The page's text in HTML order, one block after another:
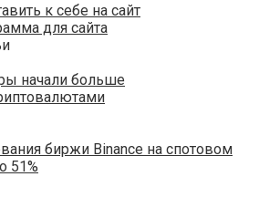
к себе на сайт
для сайта
начали больше
биржи Binance на спотовом
51%